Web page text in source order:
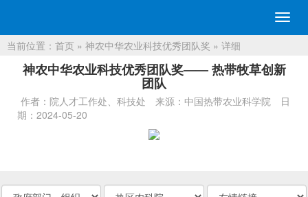
切
换
航
当前位置： 首页 » 神农中华农业科技优秀团队奖 » 详细
神农中华农业科技优秀团队奖—— 热带牧草创新
团队
作者：院人才工作处、科技处 来源：中国热带农业科学院
日
期：2024-05-20